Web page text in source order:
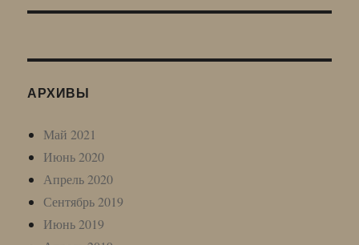
АРХИВЫ
Май 2021
Июнь 2020
Апрель 2020
Сентябрь 2019
Июнь 2019